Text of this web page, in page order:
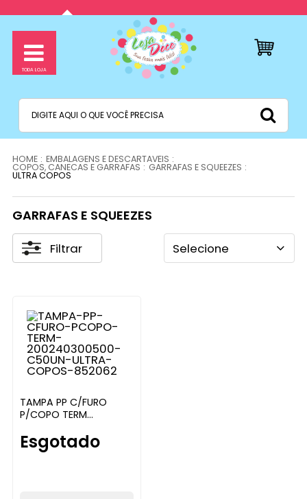
EMBALAGENS E DESCARTAVEIS
COPOS, CANECAS E GARRAFAS GARRAFAS E SQUEEZES
ULTRA COPOS
GARRAFAS E SQUEEZES
Filtrar Selecione
TAMPA PP C/FURO
P/COPO TERM
C/50UN ULTRA COPOS
Esgotado